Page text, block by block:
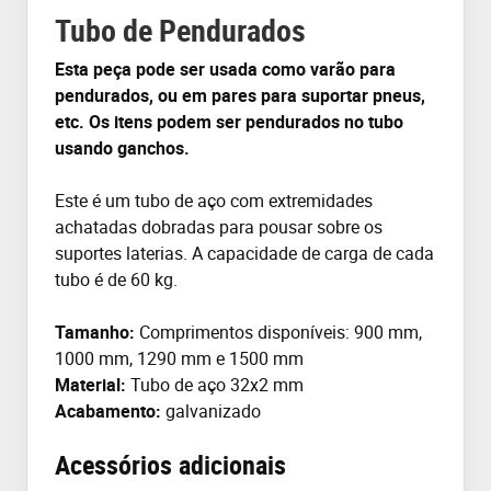
Tubo de Pendurados
Esta peça pode ser usada como varão para
pendurados, ou em pares para suportar pneus,
etc. Os itens podem ser pendurados no tubo
usando ganchos.
Este é um tubo de aço com extremidades
achatadas dobradas para pousar sobre os
suportes laterias. A capacidade de carga de cada
tubo é de 60 kg.
Tamanho: Comprimentos disponíveis: 900 mm,
1000 mm, 1290 mm e 1500 mm
Material: Tubo de aço 32x2 mm
Acabamento: galvanizado
Acessórios adicionais